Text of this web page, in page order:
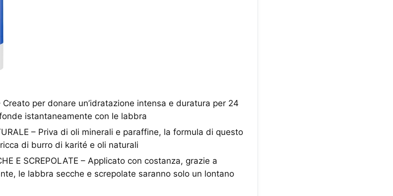
Creato per donare un’idratazione intensa e duratura per 24
istantaneamente con le labbra
– Priva di oli minerali e paraffine, la formula di questo
di burro di karité e oli naturali
E SCREPOLATE – Applicato con costanza, grazie a
le labbra secche e screpolate saranno solo un lontano